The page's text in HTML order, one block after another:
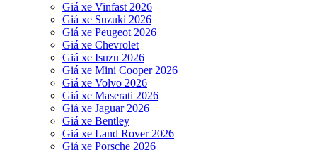
Giá xe Vinfast 2026
Giá xe Suzuki 2026
Giá xe Peugeot 2026
Giá xe Chevrolet
Giá xe Isuzu 2026
Giá xe Mini Cooper 2026
Giá xe Volvo 2026
Giá xe Maserati 2026
Giá xe Jaguar 2026
Giá xe Bentley
Giá xe Land Rover 2026
Giá xe Porsche 2026